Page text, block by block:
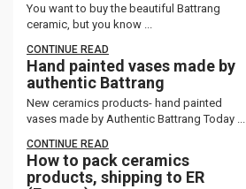
You want to buy the beautiful Battrang
ceramic, but you know ...
CONTINUE READ
Hand painted vases made by
authentic Battrang
New ceramics products- hand painted
vases made by Authentic Battrang Today ...
CONTINUE READ
How to pack ceramics
products, shipping to ER